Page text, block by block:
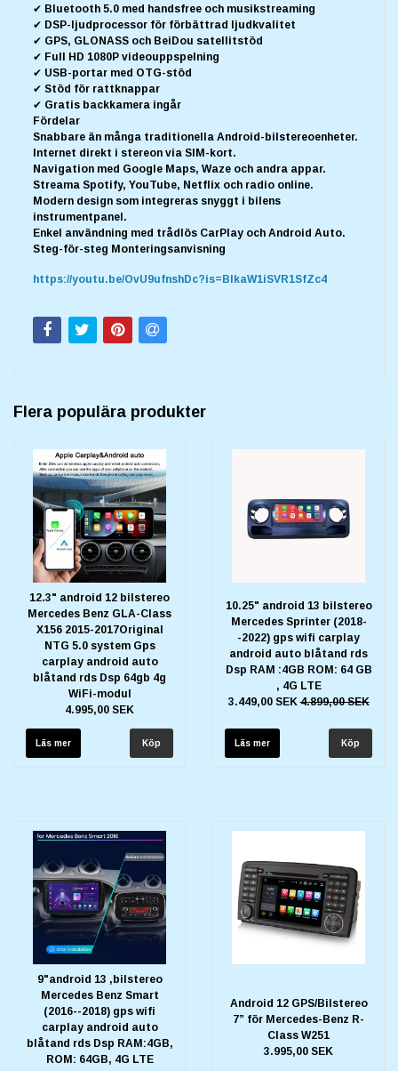
✔ Bluetooth 5.0 med handsfree och musikstreaming
✔ DSP-ljudprocessor för förbättrad ljudkvalitet
✔ GPS, GLONASS och BeiDou satellitstöd
✔ Full HD 1080P videouppspelning
✔ USB-portar med OTG-stöd
✔ Stöd för rattknappar
✔ Gratis backkamera ingår
Fördelar
Snabbare än många traditionella Android-bilstereoenheter.
Internet direkt i stereon via SIM-kort.
Navigation med Google Maps, Waze och andra appar.
Streama Spotify, YouTube, Netflix och radio online.
Modern design som integreras snyggt i bilens
instrumentpanel.
Enkel användning med trådlös CarPlay och Android Auto.
Steg-för-steg Monteringsanvisning
https://youtu.be/OvU9ufnshDc?is=BIkaW1iSVR1SfZc4
Flera populära produkter
12.3" android 12 bilstereo
Mercedes Benz GLA-Class
X156 2015-2017Original
NTG 5.0 system Gps
carplay android auto
blåtand rds Dsp 64gb 4g
WiFi-modul
4.995,00 SEK
Läs mer
10.25" android 13 bilstereo
Mercedes Sprinter (2018-
-2022) gps wifi carplay
android auto blåtand rds
Dsp RAM :4GB ROM: 64 GB
, 4G LTE
3.449,00 SEK4.899,00 SEK
Läs mer
9"android 13 ,bilstereo
Mercedes Benz Smart
(2016--2018) gps wifi
carplay android auto
blåtand rds Dsp RAM:4GB,
ROM: 64GB, 4G LTE
Android 12 GPS/Bilstereo
7” för Mercedes-Benz R-
Class W251
3.995,00 SEK